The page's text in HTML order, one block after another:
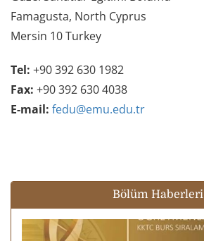
Famagusta, North Cyprus
Mersin 10 Turkey
Tel: +90 392 630 1982
Fax: +90 392 630 4038
E-mail: fedu@emu.edu.tr
Bölüm Haberleri